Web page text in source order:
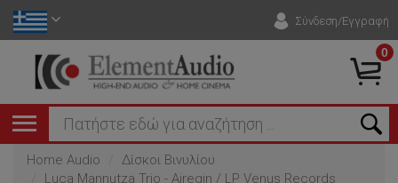
Σύνδεση/Εγγραφή
0
Home Audio
Δίσκοι Βινυλίου
Luca Mannutza Trio - Airegin / LP Venus Records